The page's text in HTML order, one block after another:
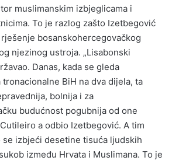
muslimanskim izbjeglicama i
To je razlog zašto Izetbegović
bosanskohercegovačkog
njezinog ustroja. „Lisabonski
Danas, kada se gleda
BiH na dva dijela, ta
bolnija i za
budućnost pogubnija od one
a odbio Izetbegović. A tim
se izbjeći desetine tisuća ljudskih
između Hrvata i Muslimana. To je